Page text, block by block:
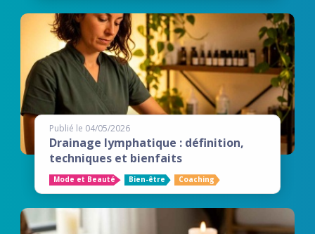
Publié le 04/05/2026
Drainage lymphatique : définition,
techniques et bienfaits
Mode et Beauté Bien-être Coaching